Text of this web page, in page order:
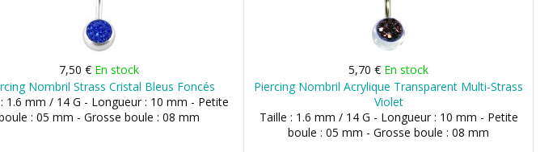
7,50 € En stock
Nombril Strass Cristal Bleus Foncés
1.6 mm / 14 G - Longueur : 10 mm - Petite
: 05 mm - Grosse boule : 08 mm
5,70 € En stock
Piercing Nombril Acrylique Transparent Multi-Strass
Violet
Taille : 1.6 mm / 14 G - Longueur : 10 mm - Petite
boule : 05 mm - Grosse boule : 08 mm